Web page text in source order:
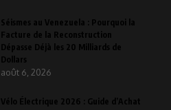
Séismes au Venezuela : Pourquoi la
Facture de la Reconstruction
Dépasse Déjà les 20 Milliards de
Dollars
août 6, 2026
Vélo Électrique 2026 : Guide d’Achat